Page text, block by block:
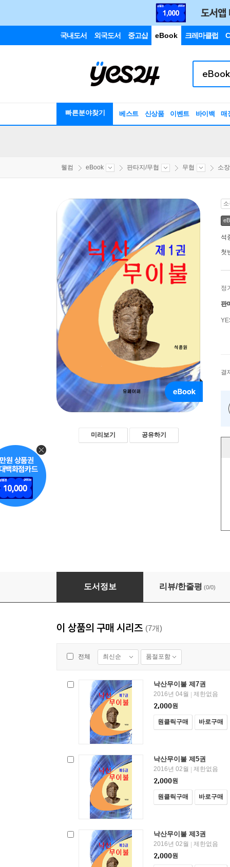
국내도서 외국도서 중고샵 eBook 크레마클럽
빠른분야찾기 베스트 신상품 이벤트 바이백 매
웰컴 eBook 판타지/무협 무협 소장
미리보기 공유하기
석
첫
정
판
결
낙산무이불 제1권
도서정보 리뷰/한줄평 (0/0)
이 상품의 구매 시리즈 (7개)
전체 최신순 품절포함
낙산무이불 제7권
2016년 04월
제한없음
2,000원
원클릭구매 바로구매
낙산무이불 제5권
2016년 02월
제한없음
2,000원
원클릭구매 바로구매
낙산무이불 제3권
2016년 02월
제한없음
2,000원